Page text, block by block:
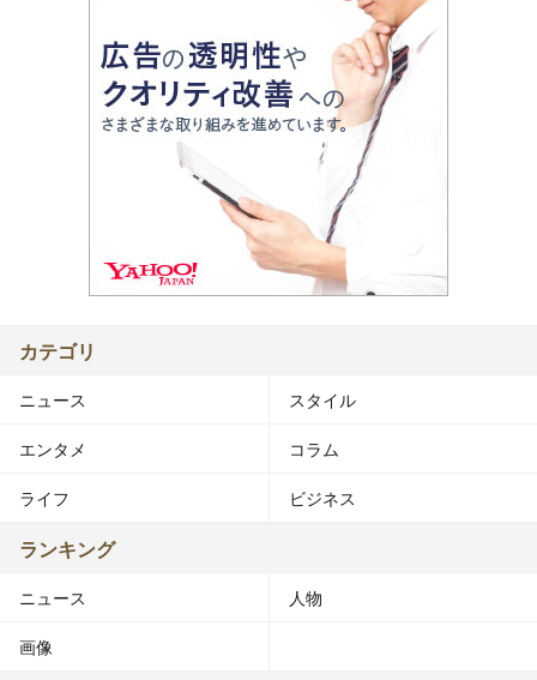
カテゴリ
ニュース スタイル
エンタメ コラム
ライフ ビジネス
ランキング
ニュース 人物
画像